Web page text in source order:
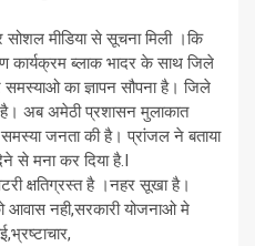
सोशल मीडिया से सूचना मिली ।कि
कार्यक्रम ब्लाक भादर के साथ जिले
का ज्ञापन सौपना है। जिले
है। अब अमेठी प्रशासन मुलाकात
जनता की है। प्रांजल ने बताया
से मना कर दिया है.I
क्षतिग्रस्त है ।नहर सूखा है।
आवास नही,सरकारी योजनाओ मे